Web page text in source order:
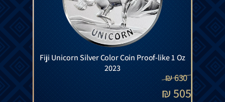
Fiji Unicorn Silver Color Coin Proof-like 1 Oz
2023
630
₪
505
₪